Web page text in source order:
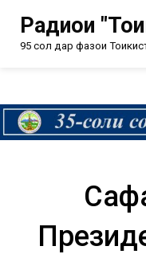
Радиои
95 сол дар фазои